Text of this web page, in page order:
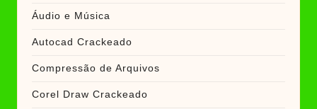
Áudio e Música
Autocad Crackeado
Compressão de Arquivos
Corel Draw Crackeado